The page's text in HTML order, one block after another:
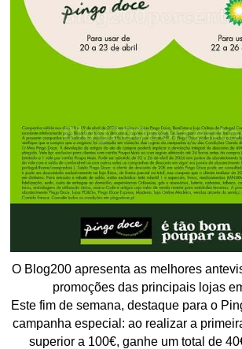
O Blog200 apresenta as melhores
promoções das principais lojas
Este fim de semana, destaque para o
campanha especial: ao realizar a
superior a 100€, ganhe um total de